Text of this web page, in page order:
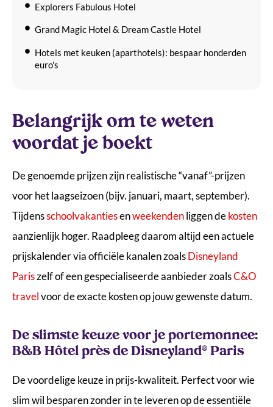
Explorers Fabulous Hotel
Grand Magic Hotel & Dream Castle Hotel
Hotels met keuken (aparthotels): bespaar honderden
euro's
De officiële Disney® Hotels met een voordelig tarief:
maximale magie voor een voordeliger tarief
Disney Davy Crockett Ranch
Slimme bespaartips: meer dan alleen je hotel
Veelgestelde vragen (FAQ)
Belangrijk om te weten
voordat je boekt
De genoemde prijzen zijn realistische “vanaf”-prijzen
voor het laagseizoen (bijv. januari, maart, september).
Tijdensschoolvakantiesenweekendenliggen dekosten
aanzienlijk hoger. Raadpleeg daarom altijd een actuele
prijskalender via officiële kanalen zoalsDisneyland
Pariszelf of een gespecialiseerde aanbieder zoalsC&O
travelvoor de exacte kosten op jouw gewenste datum.
De slimste keuze voor je portemonnee:
B&B Hôtel près de Disneyland® Paris
De voordelige keuze in prijs-kwaliteit. Perfect voor wie
slim wil besparen zonder in te leveren op de essentiële